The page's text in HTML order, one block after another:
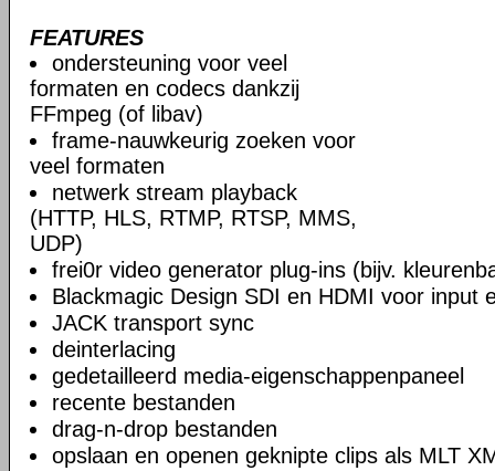
FEATURES
ondersteuning voor veel
formaten en codecs dankzij
FFmpeg (of libav)
frame-nauwkeurig zoeken voor
veel formaten
netwerk stream playback
(HTTP, HLS, RTMP, RTSP, MMS,
UDP)
frei0r video generator plug-ins (bijv.
Blackmagic Design SDI en HDMI voor input
JACK transport sync
deinterlacing
gedetailleerd media-eigenschappenpaneel
recente bestanden
drag-n-drop bestanden
opslaan en openen geknipte clips als MLT